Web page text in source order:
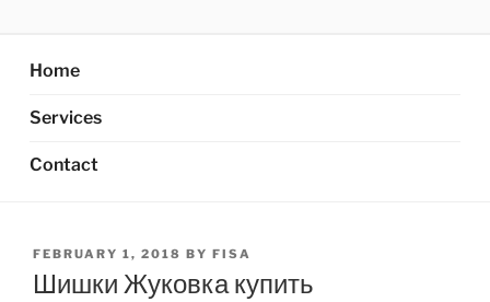
content
Home
Services
Contact
POSTED
ON
FEBRUARY 1, 2018 BY FISA
Шишки Жуковка купить